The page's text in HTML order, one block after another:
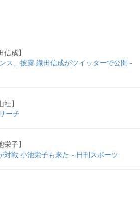
成】
ス」披露 織田信成がツイッターで公開 -
】
ーチ
子】
対戦 小池栄子も来た - 日刊スポーツ